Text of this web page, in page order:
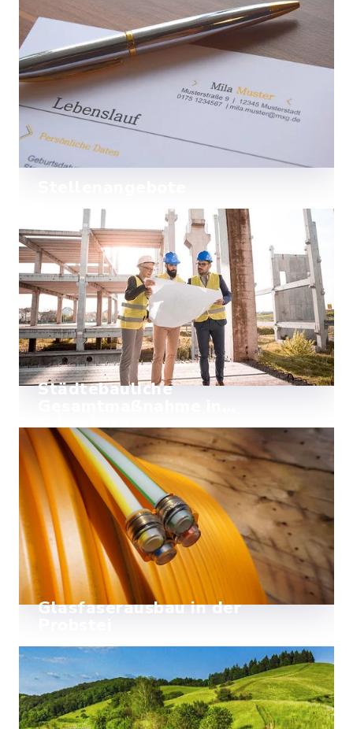
Mehr lesen
Bewerben Sie sich auf unsere
Stellenangebote.
Mehr lesen
Städtebauliche
Schönberg
Lesen Sie hier alles zu der
städtebaulichen Gesamtmaßnahme im
Bereich der Ortsmitte von Schönberg.
Mehr lesen
Glasfaserausbau in der
Aktuelle Informationen zum
Glasfaserausbau des
Breitbandzweckverbandes Probstei.
Mehr lesen